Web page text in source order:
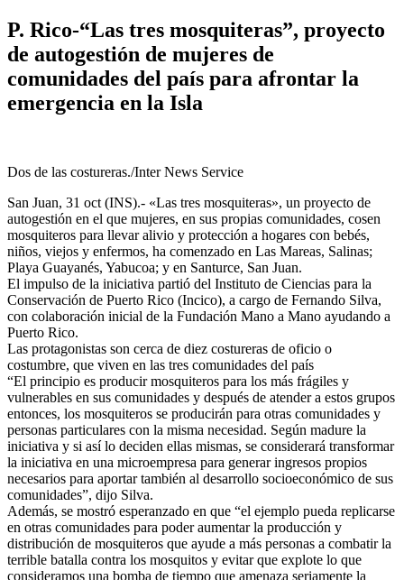
P. Rico-“Las tres mosquiteras”, proyecto
de autogestión de mujeres de
comunidades del país para afrontar la
emergencia en la Isla
Dos de las costureras./Inter News Service
San Juan, 31 oct (INS).- «Las tres mosquiteras», un proyecto de
autogestión en el que mujeres, en sus propias comunidades, cosen
mosquiteros para llevar alivio y protección a hogares con bebés,
niños, viejos y enfermos, ha comenzado en Las Mareas, Salinas;
Playa Guayanés, Yabucoa; y en Santurce, San Juan.
El impulso de la iniciativa partió del Instituto de Ciencias para la
Conservación de Puerto Rico (Incico), a cargo de Fernando Silva,
con colaboración inicial de la Fundación Mano a Mano ayudando a
Puerto Rico.
Las protagonistas son cerca de diez costureras de oficio o
costumbre, que viven en las tres comunidades del país
“El principio es producir mosquiteros para los más frágiles y
vulnerables en sus comunidades y después de atender a estos grupos
entonces, los mosquiteros se producirán para otras comunidades y
personas particulares con la misma necesidad. Según madure la
iniciativa y si así lo deciden ellas mismas, se considerará transformar
la iniciativa en una microempresa para generar ingresos propios
necesarios para aportar también al desarrollo socioeconómico de sus
comunidades”, dijo Silva.
Además, se mostró esperanzado en que “el ejemplo pueda replicarse
en otras comunidades para poder aumentar la producción y
distribución de mosquiteros que ayude a más personas a combatir la
terrible batalla contra los mosquitos y evitar que explote lo que
consideramos una bomba de tiempo que amenaza seriamente la